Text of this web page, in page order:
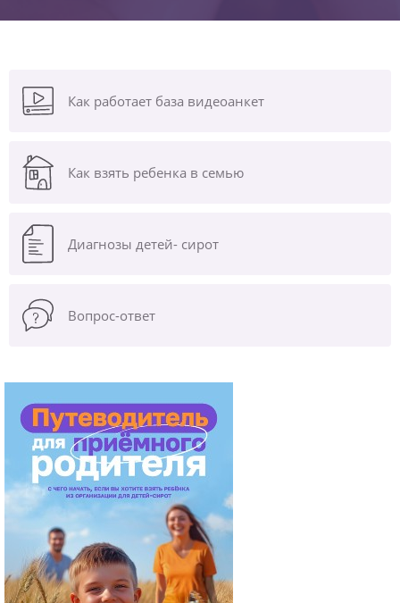
Как работает база видеоанкет
Как взять ребенка в семью
Диагнозы детей- сирот
Вопрос-ответ